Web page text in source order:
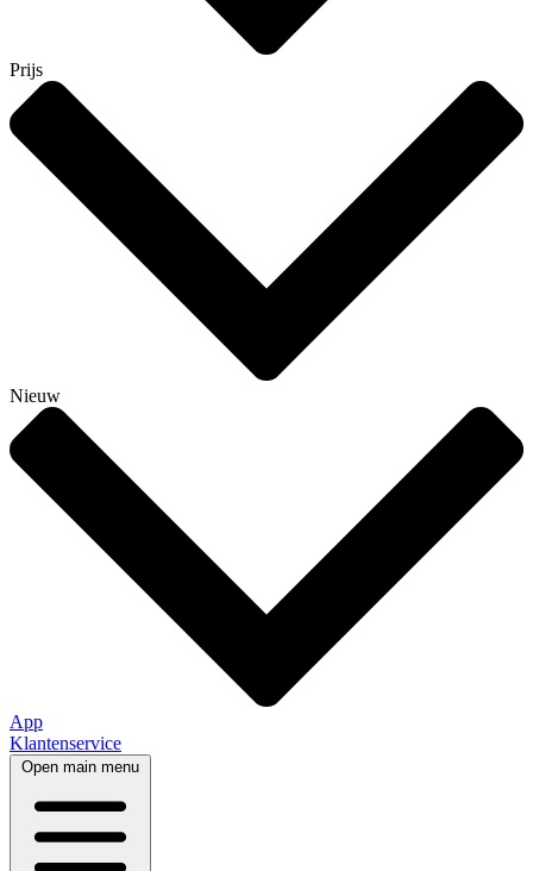
Prijs
Nieuw
App
Klantenservice
Open main menu